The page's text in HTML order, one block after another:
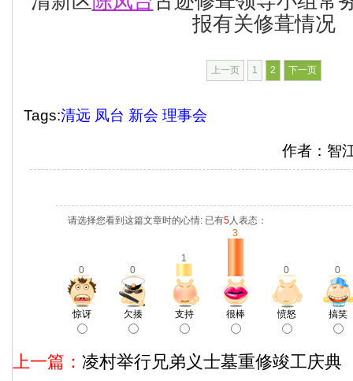
报有关修葺情况
上一页 1 2 下一页
Tags:清远 凤台 新会 理事会
作者：智
请选择您看到这篇文章时的心情: 已有5人表态：
0 0
1
3
0 0
惊讶 欠揍 支持 很棒 愤怒 搞笑
上一篇： 凌村举行兄弟义士墓重修竣工庆典